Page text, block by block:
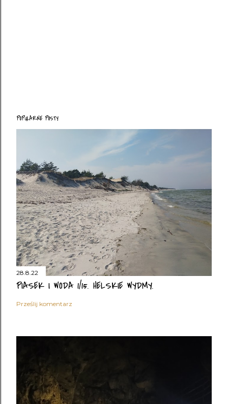
POPULARNE POSTY
28.8.22
PIASEK I WODA 1/15. HELSKIE WYDMY.
Prześlij komentarz